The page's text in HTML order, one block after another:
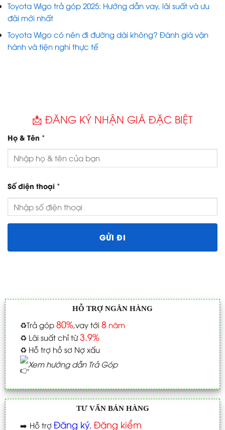
Tags:
Nội thất tiện nghi Toyota Wigo 2025: Trang bị, thiết kế và
trải nghiệm người dùng
Toyota Wigo trả góp 2025: Hướng dẫn vay, lãi suất và ưu
đãi mới nhất
hành và tiện nghi thực tế
Số điện thoại*